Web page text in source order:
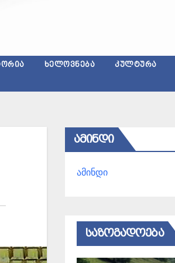
ᲮᲔᲚᲝᲕᲜᲔᲑᲐ ᲙᲣᲚᲢᲣᲠᲐ
ᲐᲛᲘᲜᲓᲘ
ამინდი
ᲡᲐᲖᲝᲒᲐᲓᲝᲔᲑᲐ